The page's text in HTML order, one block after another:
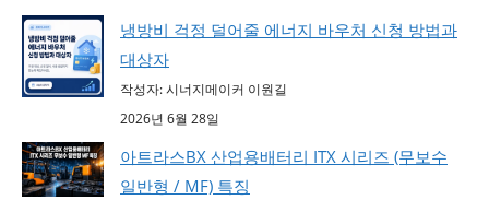
냉방비 걱정 덜어줄 에너지 바우처 신청 방법과
대상자
작성자: 시너지메이커 이원길
2026년 6월 28일
아트라스BX 산업용배터리 ITX 시리즈 (무보수
일반형 / MF) 특징